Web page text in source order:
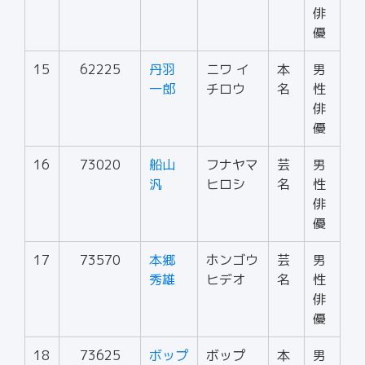
俳
優
15 62225
丹羽
一郎
ニワ イ
チロウ
本
名
男
性
俳
優
16 73020
船山
汎
フナヤマ
ヒロシ
芸
名
男
性
俳
優
17 73570
本郷
秀雄
ホンゴウ
ヒデオ
芸
名
男
性
俳
優
18 73625
ボップ
ボップ
本
男